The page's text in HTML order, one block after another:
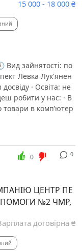
15 000 - 18 000 ₴
Вид зайнятості: по
Левка Лук'янен
· Освіта: не
робити у нас: · В
в комп’ютер
0
0
ЦЕНТР ПЕ
№2 ЧМР,
договірна ₴